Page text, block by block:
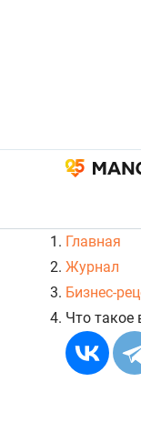
Главная
Журнал
Бизнес-
Что такое